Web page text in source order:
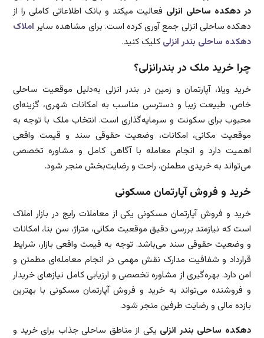
در دهکده ساحلی انزلی فعالیت میکند و بانک اطلاعاتی کاملی را از
دهکده ساحلی انزلی جمع آوری کرده است. برای مشاهده سایر املاک
دهکده ساحلی بندر انزلی کلیک کنید.
چرا خرید ملک در بندرانزلی؟
خرید ویلا، آپارتمان و زمین در بندر انزلی به‌دلیل موقعیت ساحلی
خاص، طبیعت زیبا و دسترسی مناسب به امکانات شهری، گزینه‌ای
محبوب برای سکونت و سرمایه‌گذاری است. انتخاب ملک با توجه به
موقعیت مکانی، امکانات، وضعیت حقوقی سند و قیمت واقعی
اهمیت دارد و انجام معامله با آگاهی کامل و مشاوره تخصصی
می‌تواند به خریدی مطمئن، راحت و رضایت‌بخش منجر شود.
خرید و فروش آپارتمان مسکونی
خرید و فروش آپارتمان مسکونی یکی از معاملات رایج در بازار املاک
است که نیازمند بررسی دقیق موقعیت مکانی، متراژ، سن بنا، امکانات
و وضعیت حقوقی سند می‌باشد. توجه به قیمت واقعی بازار، شرایط
قرارداد و شفافیت مدارک نقش مهمی در انجام معامله‌ای مطمئن و
امن دارد. بهره‌گیری از مشاوره تخصصی و ارزیابی کامل نیازهای خریدار
و فروشنده می‌تواند به خرید و فروش آپارتمان مسکونی با بهترین
بازده مالی و رضایت طرفین منجر شود.
دهکده ساحلی بندر انزلی یکی از مناطق ساحلی جذاب برای خرید و